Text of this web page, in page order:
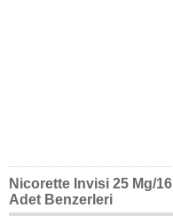
Nicorette Invisi 25 Mg/
Adet Benzerleri